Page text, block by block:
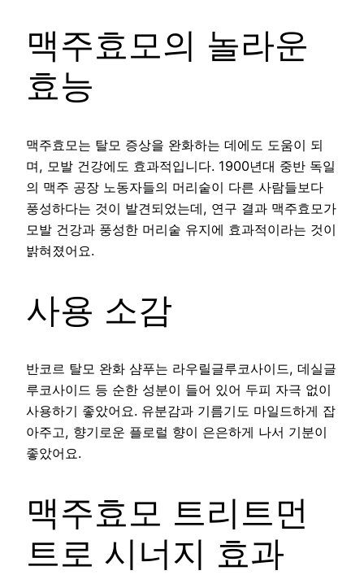
맥주효모의 놀라운
효능
맥주효모는 탈모 증상을 완화하는 데에도 도움이 되
며, 모발 건강에도 효과적입니다. 1900년대 중반 독일
의 맥주 공장 노동자들의 머리숱이 다른 사람들보다
풍성하다는 것이 발견되었는데, 연구 결과 맥주효모가
모발 건강과 풍성한 머리숱 유지에 효과적이라는 것이
밝혀졌어요.
사용 소감
반코르 탈모 완화 샴푸는 라우릴글루코사이드, 데실글
루코사이드 등 순한 성분이 들어 있어 두피 자극 없이
사용하기 좋았어요. 유분감과 기름기도 마일드하게 잡
아주고, 향기로운 플로럴 향이 은은하게 나서 기분이
좋았어요.
맥주효모 트리트먼
트로 시너지 효과